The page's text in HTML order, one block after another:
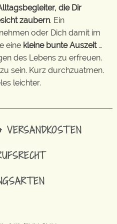
die Dir
zaubern. Ein
oder Dich damit im
eine kleine bunte Auszeit…
des Lebens zu erfreuen.
sein. Kurz durchzuatmen.
leichter.